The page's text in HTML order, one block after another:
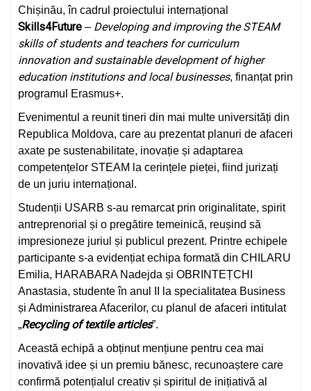
Chișinău, în cadrul proiectului internațional
Skills4Future – Developing and improving the STEAM
skills of students and teachers for curriculum
innovation and sustainable development of higher
education institutions and local businesses, finanțat prin
programul Erasmus+.
Evenimentul a reunit tineri din mai multe universități din
Republica Moldova, care au prezentat planuri de afaceri
axate pe sustenabilitate, inovație și adaptarea
competențelor STEAM la cerințele pieței, fiind jurizați
de un juriu internațional.
Studenții USARB s-au remarcat prin originalitate, spirit
antreprenorial și o pregătire temeinică, reușind să
impresioneze juriul și publicul prezent. Printre echipele
participante s-a evidențiat echipa formată din CHILARU
Emilia, HARABARA Nadejda și OBRINTEȚCHI
Anastasia, studente în anul II la specialitatea Business
și Administrarea Afacerilor, cu planul de afaceri intitulat
„Recycling of textile articles”.
Această echipă a obținut mențiune pentru cea mai
inovativă idee și un premiu bănesc, recunoaștere care
confirmă potențialul creativ și spiritul de inițiativă al